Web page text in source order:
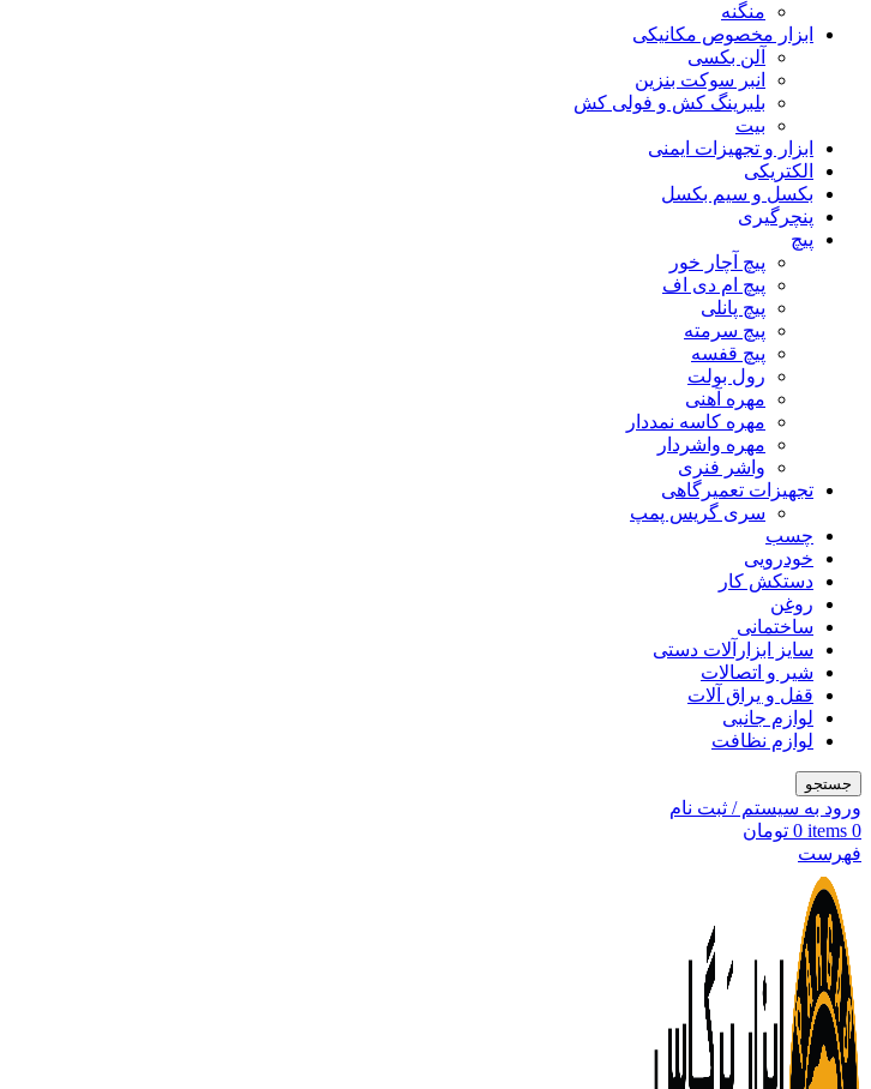
منگنه
ابزار مخصوص مکانیکی
آلن بکسی
انبر سوکت بنزین
بلبرینگ کش و فولی کش
بیت
ابزار و تجهیزات ایمنی
الکتریکی
بکسل و سیم بکسل
پنچرگیری
پیچ
پیچ آچار خور
پیچ ام دی اف
پیچ پانلی
پیچ سرمته
پیچ قفسه
رول بولت
مهره آهنی
مهره کاسه نمددار
مهره واشردار
واشر فنری
تجهیزات تعمیرگاهی
سری گریس پمپ
چسب
خودرویی
دستکش کار
روغن
ساختمانی
سایز ابزارآلات دستی
شیر و اتصالات
قفل و یراق آلات
لوازم جانبی
لوازم نظافت
جستجو
ورود به سیستم / ثبت نام
0
items
0 تومان
فهرست